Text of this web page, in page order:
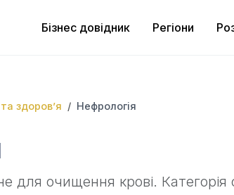
Бізнес довідник Регіони
здоров’я Нефрологія
для очищення крові. Категорія